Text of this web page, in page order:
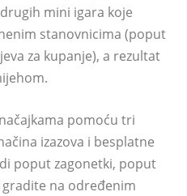
mini igara koje
stanovnicima (poput
za kupanje), a rezultat
pomoću tri
izazova i besplatne
poput zagonetki, poput
na određenim